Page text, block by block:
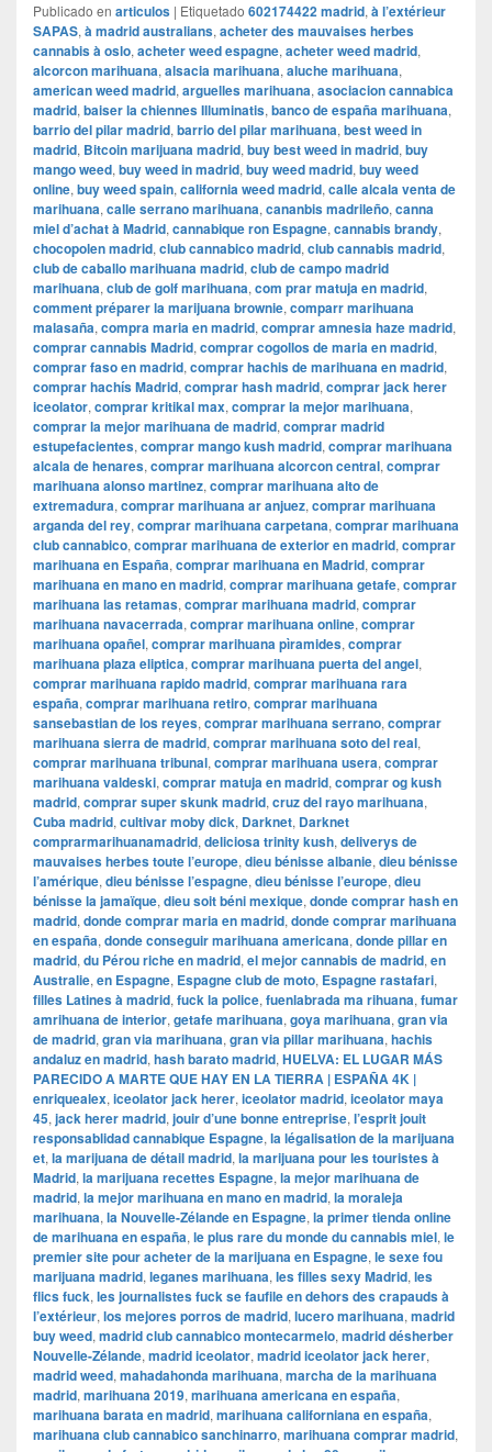
Publicado en articulos | Etiquetado 602174422 madrid, à l’extérieur
SAPAS, à madrid australians, acheter des mauvaises herbes
cannabis à oslo, acheter weed espagne, acheter weed madrid,
alcorcon marihuana, alsacia marihuana, aluche marihuana,
american weed madrid, arguelles marihuana, asociacion cannabica
madrid, baiser la chiennes Illuminatis, banco de españa marihuana,
barrio del pilar madrid, barrio del pilar marihuana, best weed in
madrid, Bitcoin marijuana madrid, buy best weed in madrid, buy
mango weed, buy weed in madrid, buy weed madrid, buy weed
online, buy weed spain, california weed madrid, calle alcala venta de
marihuana, calle serrano marihuana, cananbis madrileño, canna
miel d’achat à Madrid, cannabique ron Espagne, cannabis brandy,
chocopolen madrid, club cannabico madrid, club cannabis madrid,
club de caballo marihuana madrid, club de campo madrid
marihuana, club de golf marihuana, com prar matuja en madrid,
comment préparer la marijuana brownie, comparr marihuana
malasaña, compra maria en madrid, comprar amnesia haze madrid,
comprar cannabis Madrid, comprar cogollos de maria en madrid,
comprar faso en madrid, comprar hachis de marihuana en madrid,
comprar hachís Madrid, comprar hash madrid, comprar jack herer
iceolator, comprar kritikal max, comprar la mejor marihuana,
comprar la mejor marihuana de madrid, comprar madrid
estupefacientes, comprar mango kush madrid, comprar marihuana
alcala de henares, comprar marihuana alcorcon central, comprar
marihuana alonso martinez, comprar marihuana alto de
extremadura, comprar marihuana ar anjuez, comprar marihuana
arganda del rey, comprar marihuana carpetana, comprar marihuana
club cannabico, comprar marihuana de exterior en madrid, comprar
marihuana en España, comprar marihuana en Madrid, comprar
marihuana en mano en madrid, comprar marihuana getafe, comprar
marihuana las retamas, comprar marihuana madrid, comprar
marihuana navacerrada, comprar marihuana online, comprar
marihuana opañel, comprar marihuana pìramides, comprar
marihuana plaza eliptica, comprar marihuana puerta del angel,
comprar marihuana rapido madrid, comprar marihuana rara
españa, comprar marihuana retiro, comprar marihuana
sansebastian de los reyes, comprar marihuana serrano, comprar
marihuana sierra de madrid, comprar marihuana soto del real,
comprar marihuana tribunal, comprar marihuana usera, comprar
marihuana valdeski, comprar matuja en madrid, comprar og kush
madrid, comprar super skunk madrid, cruz del rayo marihuana,
Cuba madrid, cultivar moby dick, Darknet, Darknet
comprarmarihuanamadrid, deliciosa trinity kush, deliverys de
mauvaises herbes toute l’europe, dieu bénisse albanie, dieu bénisse
l’amérique, dieu bénisse l’espagne, dieu bénisse l’europe, dieu
bénisse la jamaïque, dieu soit béni mexique, donde comprar hash en
madrid, donde comprar maria en madrid, donde comprar marihuana
en españa, donde conseguir marihuana americana, donde pillar en
madrid, du Pérou riche en madrid, el mejor cannabis de madrid, en
Australie, en Espagne, Espagne club de moto, Espagne rastafari,
filles Latines à madrid, fuck la police, fuenlabrada ma rihuana, fumar
amrihuana de interior, getafe marihuana, goya marihuana, gran via
de madrid, gran via marihuana, gran via pillar marihuana, hachis
andaluz en madrid, hash barato madrid, HUELVA: EL LUGAR MÁS
PARECIDO A MARTE QUE HAY EN LA TIERRA | ESPAÑA 4K |
enriquealex, iceolator jack herer, iceolator madrid, iceolator maya
45, jack herer madrid, jouir d’une bonne entreprise, l’esprit jouit
responsablidad cannabique Espagne, la légalisation de la marijuana
et, la marijuana de détail madrid, la marijuana pour les touristes à
Madrid, la marijuana recettes Espagne, la mejor marihuana de
madrid, la mejor marihuana en mano en madrid, la moraleja
marihuana, la Nouvelle-Zélande en Espagne, la primer tienda online
de marihuana en españa, le plus rare du monde du cannabis miel, le
premier site pour acheter de la marijuana en Espagne, le sexe fou
marijuana madrid, leganes marihuana, les filles sexy Madrid, les
flics fuck, les journalistes fuck se faufile en dehors des crapauds à
l’extérieur, los mejores porros de madrid, lucero marihuana, madrid
buy weed, madrid club cannabico montecarmelo, madrid désherber
Nouvelle-Zélande, madrid iceolator, madrid iceolator jack herer,
madrid weed, mahadahonda marihuana, marcha de la marihuana
madrid, marihuana 2019, marihuana americana en españa,
marihuana barata en madrid, marihuana californiana en españa,
marihuana club cannabico sanchinarro, marihuana comprar madrid,